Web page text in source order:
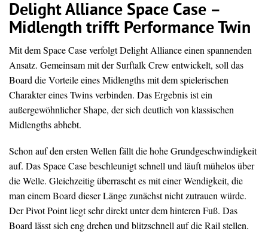
Delight Alliance Space Case –
Midlength trifft Performance Twin
Mit dem Space Case verfolgt Delight Alliance einen spannenden
Ansatz. Gemeinsam mit der Surftalk Crew entwickelt, soll das
Board die Vorteile eines Midlengths mit dem spielerischen
Charakter eines Twins verbinden. Das Ergebnis ist ein
außergewöhnlicher Shape, der sich deutlich von klassischen
Midlengths abhebt.
Schon auf den ersten Wellen fällt die hohe Grundgeschwindigkeit
auf. Das Space Case beschleunigt schnell und läuft mühelos über
die Welle. Gleichzeitig überrascht es mit einer Wendigkeit, die
man einem Board dieser Länge zunächst nicht zutrauen würde.
Der Pivot Point liegt sehr direkt unter dem hinteren Fuß. Das
Board lässt sich eng drehen und blitzschnell auf die Rail stellen.